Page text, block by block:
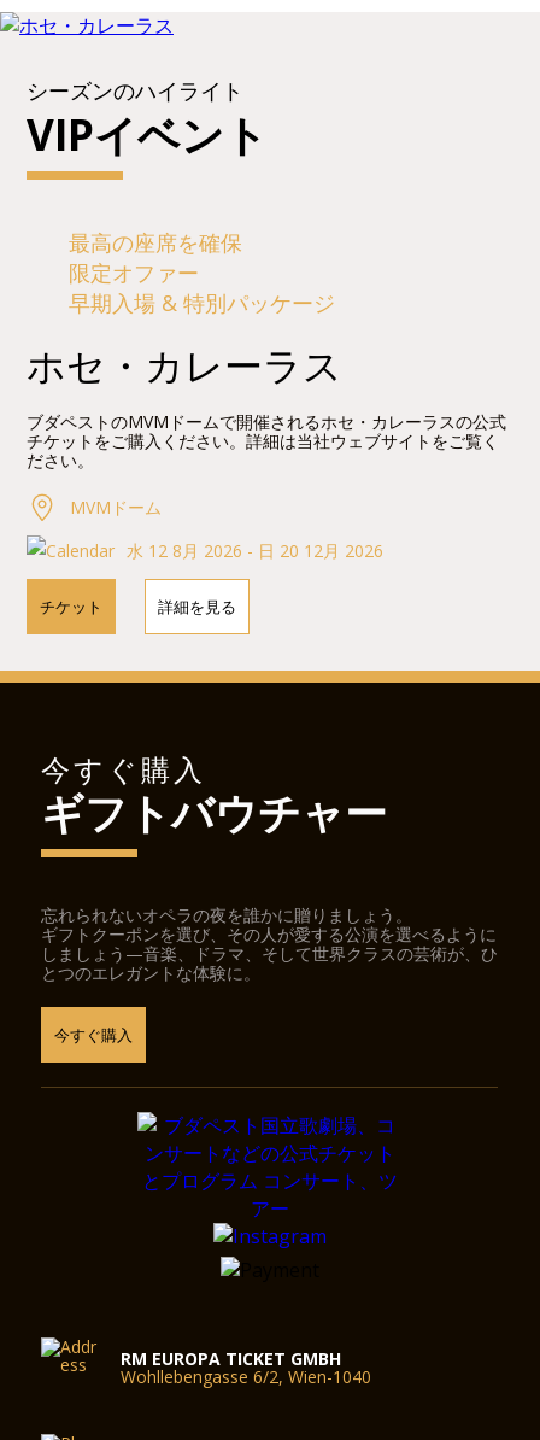
シーズンのハイライト
VIPイベント
最高の座席を確保
限定オファー
早期入場 & 特別パッケージ
ホセ・カレーラス
ブダペストのMVMドームで開催されるホセ・カレーラスの公式
チケットをご購入ください。詳細は当社ウェブサイトをご覧く
ださい。
MVMドーム
水 12 8月 2026 - 日 20 12月 2026
チケット 詳細を見る
今すぐ購入
ギフトバウチャー
忘れられないオペラの夜を誰かに贈りましょう。
ギフトクーポンを選び、その人が愛する公演を選べるように
しましょう—音楽、ドラマ、そして世界クラスの芸術が、ひ
とつのエレガントな体験に。
今すぐ購入
RM EUROPA TICKET GMBH
Wohllebengasse 6/2, Wien-1040